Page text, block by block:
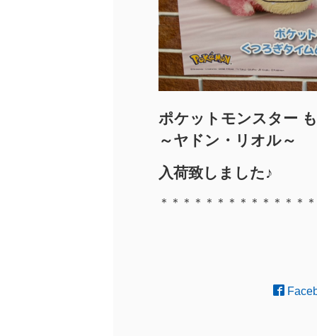
ポケットモンスター
～ヤドン・リオル～
入荷致しました♪
＊＊＊＊＊＊＊＊＊＊＊＊＊